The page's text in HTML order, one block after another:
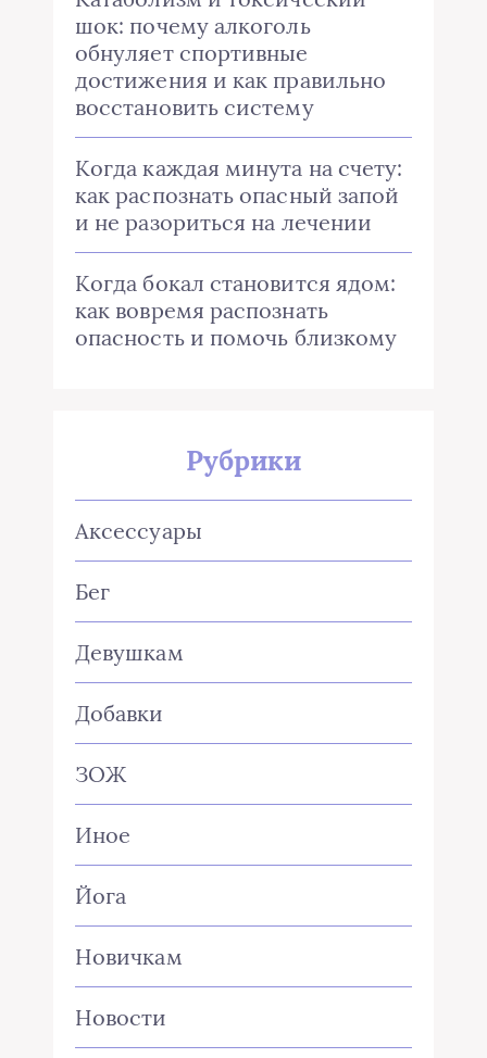
шок: почему алкоголь
обнуляет спортивные
достижения и как правильно
восстановить систему
Когда каждая минута на счету:
как распознать опасный запой
и не разориться на лечении
Когда бокал становится ядом:
как вовремя распознать
опасность и помочь близкому
Рубрики
Аксессуары
Бег
Девушкам
Добавки
ЗОЖ
Иное
Йога
Новичкам
Новости